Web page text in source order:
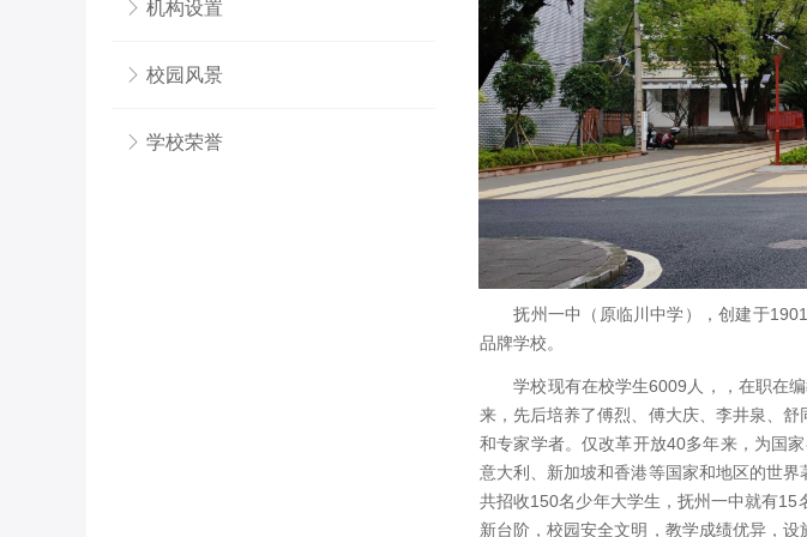
ꁕ 机构设置
ꁕ 校园风景
ꁕ 学校荣誉
抚州一中（原临川中学），创建于1901
品牌学校。
学校现有在校学生6009人，，在职在编
来，先后培养了傅烈、傅大庆、李井泉、
和专家学者。仅改革开放40多年来，为国
意大利、新加坡和香港等国家和地区的世
共招收150名少年大学生，抚州一中就有15
新台阶，校园安全文明，教学成绩优异，